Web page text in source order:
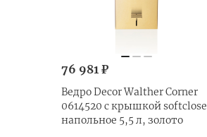
76 981 ₽
Ведро Decor Walther Corner
0614520 с крышкой softclose
напольное 5,5 л, золото